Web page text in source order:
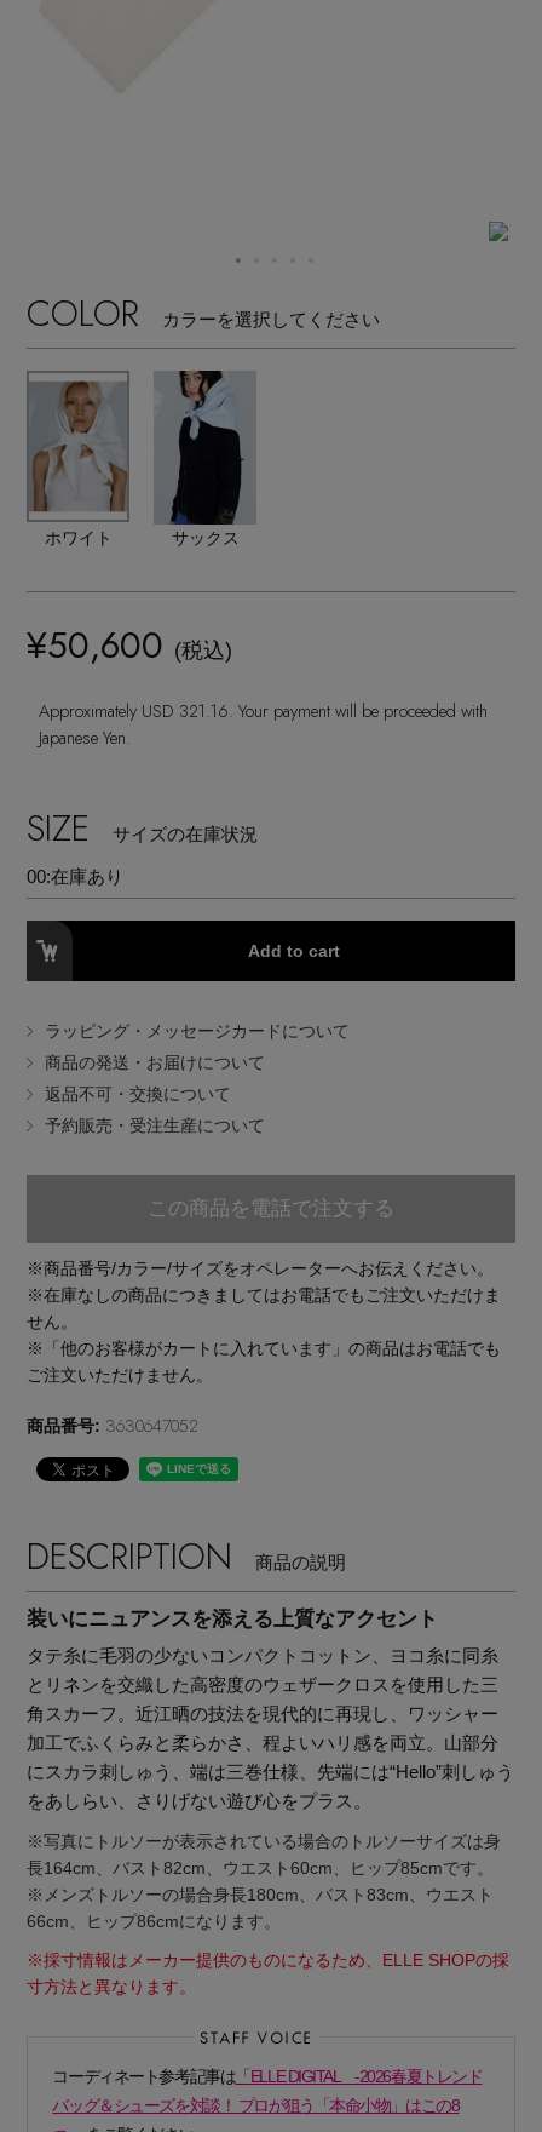
【限定】ここでしか買えないアイテム
【ペプラム】トレンドシルエット
『ELLE』最新号掲載
ワンピース・チュニック
パンツ
スカート
ジャケット
パンプス
スニーカー
フラットシューズ
レインシューズ
カゴバッグ
ショルダーバッグ
トートバッグ
ハンドバッグ
ボストンバッグ
スーツケース
すべてのファッション小物
ストール・マフラー・ケープ
帽子・イヤーマフ
ヘアアクセサリー
スマートフォンケース・タブレットケース
ベルト
グローブ
レッグウェア
チャーム・ストラップ
その他(傘・ハンカチ・時計など)
アクセサリー
すべてのアクセサリー
ピアス・イヤリング
ネックレス
バングル・ブレスレット
リング
コサージュ・ブローチ
アンクレット
チャーム
すべてのランジェリー
ランジェリー
スポーツ
すべてのスポーツ
シューズ
バッグ・小物
CONTENTS
特集一覧
BRAND NEWS
HOT STYLE
EDITOR'S CLOSET
エディター厳選ギフト
ベーシックとトレンドが交差する16の名品
COLOR カラーを選択してください
ホワイト サックス
¥50,600 (税込)
Approximately USD 321.16. Your payment will be proceeded with
Japanese Yen.
SIZE サイズの在庫状況
00:在庫あり
Add to cart
ラッピング・メッセージカードについて
商品の発送・お届けについて
返品不可・交換について
予約販売・受注生産について
この商品を電話で注文する
※商品番号/カラー/サイズをオペレーターへお伝えください。
※在庫なしの商品につきましてはお電話でもご注文いただけま
せん。
※「他のお客様がカートに入れています」の商品はお電話でも
ご注文いただけません。
商品番号: 3630647052
DESCRIPTION 商品の説明
装いにニュアンスを添える上質なアクセント
タテ糸に毛羽の少ないコンパクトコットン、ヨコ糸に同糸
とリネンを交織した高密度のウェザークロスを使用した三
角スカーフ。近江晒の技法を現代的に再現し、ワッシャー
加工でふくらみと柔らかさ、程よいハリ感を両立。山部分
にスカラ刺しゅう、端は三巻仕様、先端には“Hello”刺しゅう
をあしらい、さりげない遊び心をプラス。
※写真にトルソーが表示されている場合のトルソーサイズは身
長164cm、バスト82cm、ウエスト60cm、ヒップ85cmです。
※メンズトルソーの場合身長180cm、バスト83cm、ウエスト
66cm、ヒップ86cmになります。
※採寸情報はメーカー提供のものになるため、ELLE SHOPの採
寸方法と異なります。
コーディネート参考記事は「ELLE DIGITAL -2026春夏トレンド
バッグ＆シューズを対談！ プロが狙う「本命小物」はこの8